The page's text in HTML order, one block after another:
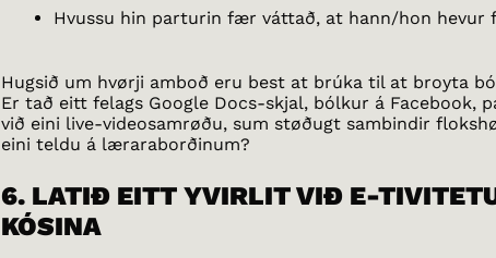
Hvussu hin parturin fær váttað, at hann/hon hevur
Hugsið um hvørji amboð eru best at brúka til at broyta
Er tað eitt felags Google Docs-skjal, bólkur á Facebook,
við eini live-videosamrøðu, sum støðugt sambindir
eini teldu á læraraborðinum?
6. LATIÐ EITT YVIRLIT VIÐ E-
KÓSINA